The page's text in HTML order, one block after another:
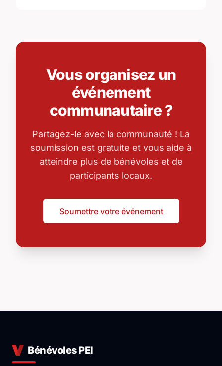
Vous organisez un
événement
communautaire ?
Partagez-le avec la communauté ! La
soumission est gratuite et vous aide à
atteindre plus de bénévoles et de
participants locaux.
Soumettre votre événement
Bénévoles PEI